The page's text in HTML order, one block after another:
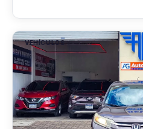
VEHÍCULOS